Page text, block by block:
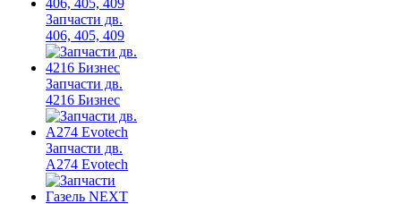
Запчасти дв.
406, 405, 409
Запчасти дв.
4216 Бизнес
Запчасти дв.
A274 Evotech